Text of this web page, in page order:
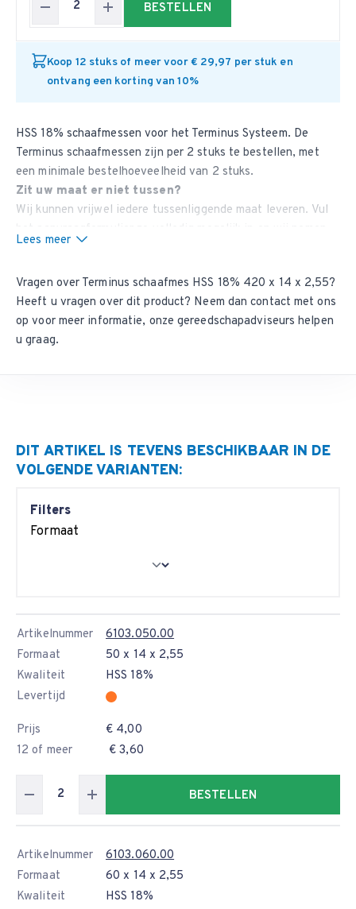
BESTELLEN
Koop 12 stuks of meer voor € 29,97 per stuk en
ontvang een korting van 10%
HSS 18% schaafmessen voor het Terminus Systeem. De
Terminus schaafmessen zijn per 2 stuks te bestellen, met
een minimale bestelhoeveelheid van 2 stuks.
Zit uw maat er niet tussen?
Wij kunnen vrijwel iedere tussenliggende maat leveren. Vul
contact met u op.
Lees meer
Vragen over Terminus schaafmes HSS 18% 420 x 14 x 2,55?
Heeft u vragen over dit product? Neem dancontact met ons
op voor meer informatie, onze gereedschapadviseurs helpen
u graag.
DIT ARTIKEL IS TEVENS BESCHIKBAAR IN DE
VOLGENDE VARIANTEN:
Filters
Formaat
Artikelnummer
6103.050.00
Formaat
50 x 14 x 2,55
Kwaliteit
HSS 18%
Levertijd
Prijs
€ 4,00
12 of meer
€ 3,60
BESTELLEN
Artikelnummer
6103.060.00
Formaat
60 x 14 x 2,55
Kwaliteit
HSS 18%